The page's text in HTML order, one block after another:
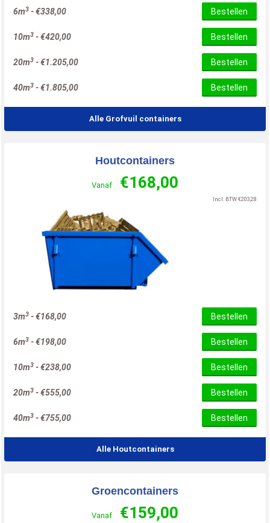
6m3 -€338,00 Bestellen
10m3 -€420,00 Bestellen
20m3 -€1.205,00 Bestellen
40m3 -€1.805,00 Bestellen
Alle Grofvuil containers
Houtcontainers
Vanaf €168,00
Incl. BTW €203,28
3m3 -€168,00 Bestellen
6m3 -€198,00 Bestellen
10m3 -€238,00 Bestellen
20m3 -€555,00 Bestellen
40m3 -€755,00 Bestellen
Alle Houtcontainers
Groencontainers
Vanaf €159,00